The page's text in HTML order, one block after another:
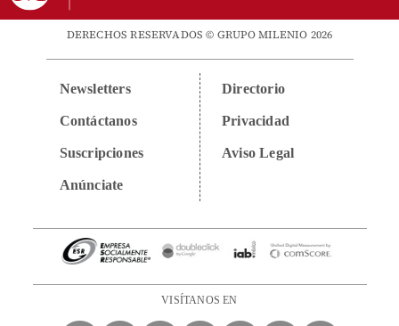
DERECHOS RESERVADOS © GRUPO MILENIO 2026
Newsletters
Contáctanos
Suscripciones
Anúnciate
Directorio
Privacidad
Aviso Legal
VISÍTANOS EN